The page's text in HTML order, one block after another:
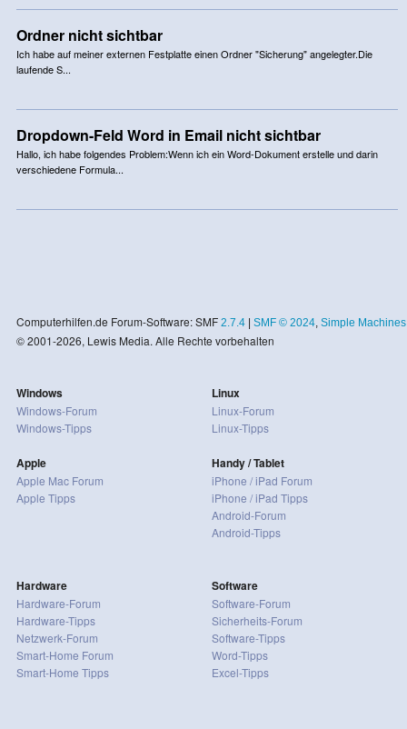
Ordner nicht sichtbar
Ich habe auf meiner externen Festplatte einen Ordner "Sicherung" angelegter.Die
laufende S...
Dropdown-Feld Word in Email nicht sichtbar
Hallo, ich habe folgendes Problem:Wenn ich ein Word-Dokument erstelle und darin
verschiedene Formula...
Computerhilfen.de Forum-Software: SMF 2.7.4| SMF © 2024, Simple Machines
© 2001-2026, Lewis Media. Alle Rechte vorbehalten
Windows
Windows-Forum
Windows-Tipps
Apple
Apple Mac Forum
Apple Tipps
Linux
Linux-Forum
Linux-Tipps
Handy / Tablet
iPhone / iPad Forum
iPhone / iPad Tipps
Android-Forum
Android-Tipps
Hardware
Hardware-Forum
Hardware-Tipps
Netzwerk-Forum
Smart-Home Forum
Smart-Home Tipps
Software
Software-Forum
Sicherheits-Forum
Software-Tipps
Word-Tipps
Excel-Tipps